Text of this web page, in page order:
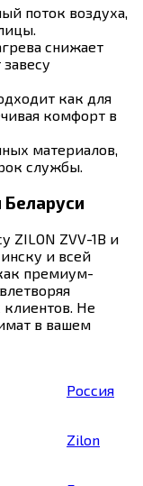
поток воздуха,
снижает
как для
комфорт в
материалов,
службы.
Беларуси
ZILON ZVV-1B и
и всей
премиум-
клиентов. Не
в вашем
Россия
Zilon